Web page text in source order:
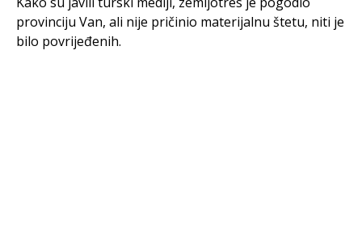
provinciju Van, ali nije pričinio materijalnu štetu, niti je
bilo povrijeđenih.